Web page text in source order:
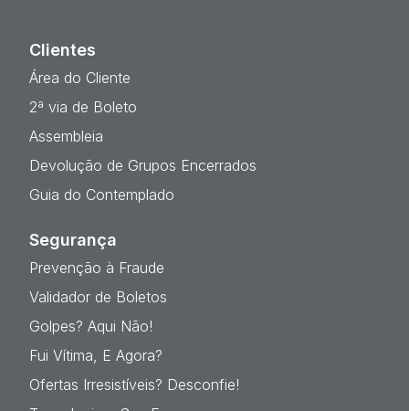
Clientes
Área do Cliente
2ª via de Boleto
Assembleia
Devolução de Grupos Encerrados
Guia do Contemplado
Segurança
Prevenção à Fraude
Validador de Boletos
Golpes? Aqui Não!
Fui Vítima, E Agora?
Ofertas Irresistíveis? Desconfie!